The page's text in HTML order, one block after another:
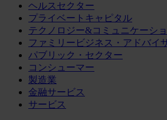
ヘルスセクター
プライベートキャピタル
テクノロジー&コミュニケーシ
ファミリービジネス・アドバイ
パブリック・セクター
コンシューマー
製造業
金融サービス
サービス